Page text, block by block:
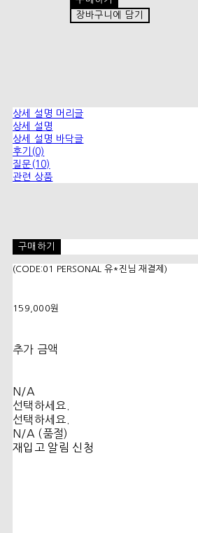
장바구니에 담기
상세 설명 머리글
상세 설명
상세 설명 바닥글
후기(0)
질문(10)
관련 상품
구매하기
(CODE:01 PERSONAL 유*진님 재결제)
159,000원
추가 금액
N/A
선택하세요.
선택하세요.
N/A (품절)
재입고 알림 신청